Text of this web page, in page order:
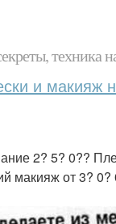
техника
и макияж
2? 5? 0??
макияж от 3?